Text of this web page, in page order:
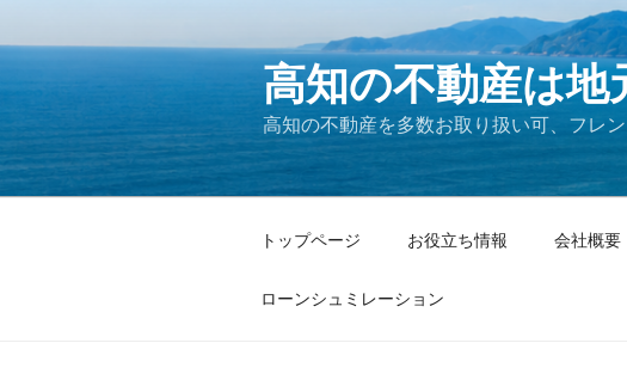
ン
ツ
へ
ス
高知の不動産は
高知の不動産を多数お取り扱い可、フレ
トップページ お役立ち情報 会社概要
ローンシュミレーション